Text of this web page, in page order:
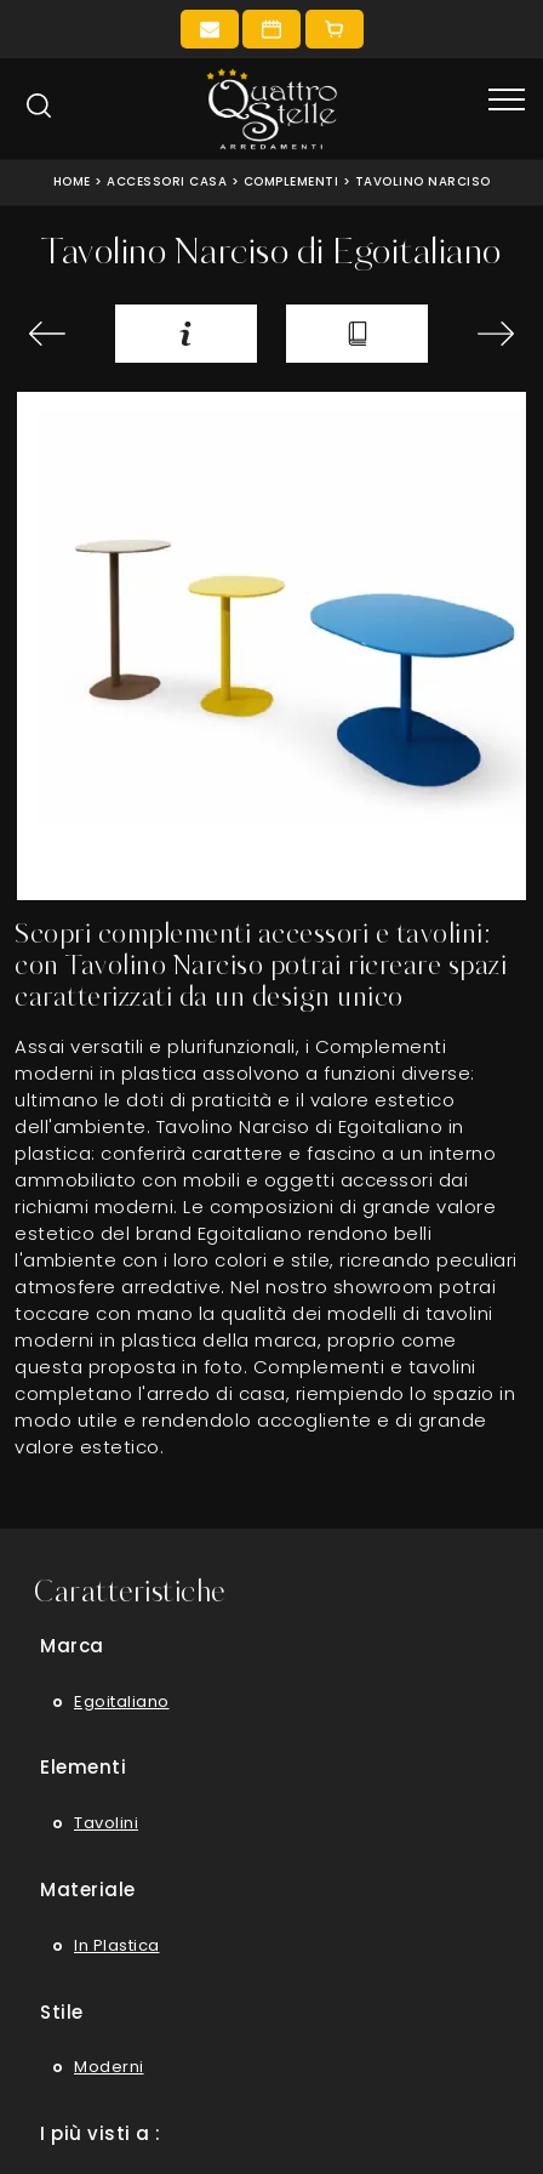
HOME > ACCESSORI CASA > COMPLEMENTI > TAVOLINO NARCISO
Tavolino Narciso di Egoitaliano
Scopri complementi accessori e tavolini:
con Tavolino Narciso potrai ricreare spazi
caratterizzati da un design unico
Assai versatili e plurifunzionali, i Complementi
moderni in plastica assolvono a funzioni diverse:
ultimano le doti di praticità e il valore estetico
dell'ambiente. Tavolino Narciso di Egoitaliano in
plastica: conferirà carattere e fascino a un interno
ammobiliato con mobili e oggetti accessori dai
richiami moderni. Le composizioni di grande valore
estetico del brand Egoitaliano rendono belli
l'ambiente con i loro colori e stile, ricreando peculiari
atmosfere arredative. Nel nostro showroom potrai
toccare con mano la qualità dei modelli di tavolini
moderni in plastica della marca, proprio come
questa proposta in foto. Complementi e tavolini
completano l'arredo di casa, riempiendo lo spazio in
modo utile e rendendolo accogliente e di grande
valore estetico.
Caratteristiche
Marca
Egoitaliano
Elementi
Tavolini
Materiale
In Plastica
Stile
Moderni
I più visti a :